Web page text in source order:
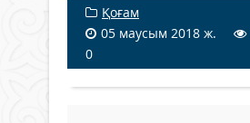
Қоғам
05 маусым 2018 ж.
0